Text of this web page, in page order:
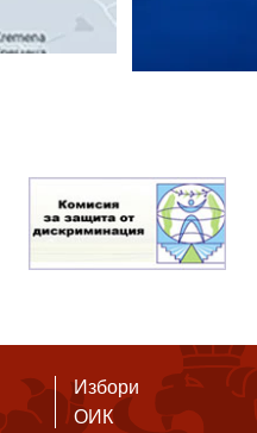
Избори
ОИК